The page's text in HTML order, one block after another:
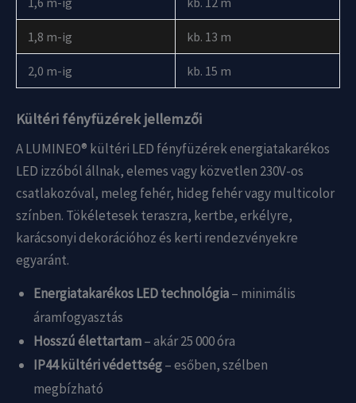
1,8 m-ig kb. 13 m
2,0 m-ig kb. 15 m
Kültéri fényfüzérek jellemzői
A LUMINEO® kültéri LED fényfüzérek energiatakarékos
LED izzóból állnak, elemes vagy közvetlen 230V-os
csatlakozóval, meleg fehér, hideg fehér vagy multicolor
színben. Tökéletesek teraszra, kertbe, erkélyre,
karácsonyi dekorációhoz és kerti rendezvényekre
egyaránt.
Energiatakarékos LED technológia– minimális
áramfogyasztás
Hosszú élettartam– akár 25 000 óra
IP44 kültéri védettség– esőben, szélben
megbízható